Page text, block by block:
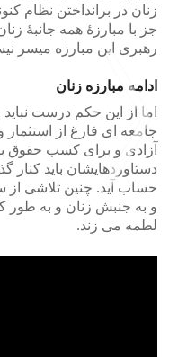
زنان در برانداختن نظام
جز با مبارزۀ همه جانبۀ
رهبری این مبارزه میسر
ادامه مبارزه زنان
اما از این حکم درست
جامعه ای فارغ از استثمار
آزادی و برای کسب حقوق
دستاوردهایشان باید
حساب آید. چنین تلاشی
و به جنبش زنان و به طور
لطمه می زند.
<